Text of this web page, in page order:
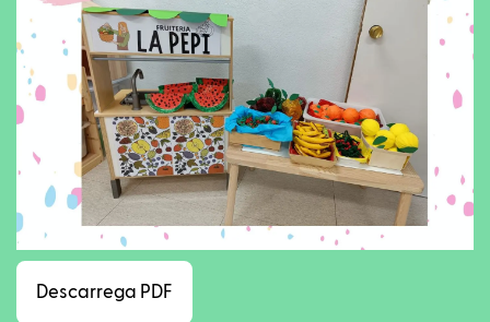
Descarrega PDF
Facebook
Twitter
LinkedIn
WhatsApp
Reddit
Gmail